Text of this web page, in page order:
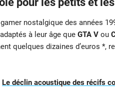
nostalgique des années
à leur âge que GTA Vou
quelques dizaines d’euros *,
Le déclin acoustique des récifs